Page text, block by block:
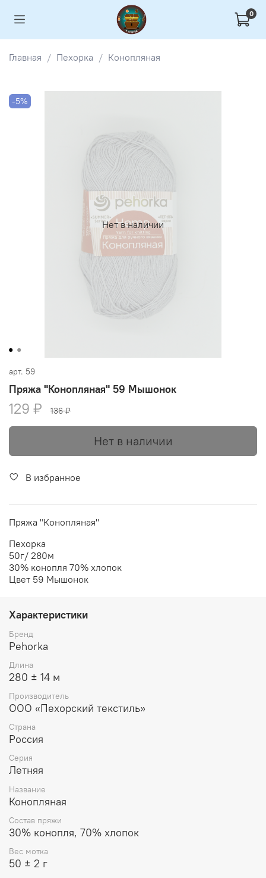
0
Главная Пехорка Конопляная
Нет в наличии
-5%
арт. 59
Пряжа "Конопляная" 59 Мышонок
129 ₽ 136 ₽
Нет в наличии
В избранное
Пряжа "Конопляная"
Пехорка
50г/ 280м
30% конопля 70% хлопок
Цвет 59 Мышонок
Характеристики
Бренд
Pehorka
Длина
280 ± 14 м
Производитель
ООО «Пехорский текстиль»
Страна
Россия
Серия
Летняя
Название
Конопляная
Состав пряжи
30% конопля, 70% хлопок
Вес мотка
50 ± 2 г